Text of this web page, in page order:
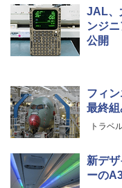
JAL、
ンジ
公開
フィ
最終
トラベ
新デ
ーの